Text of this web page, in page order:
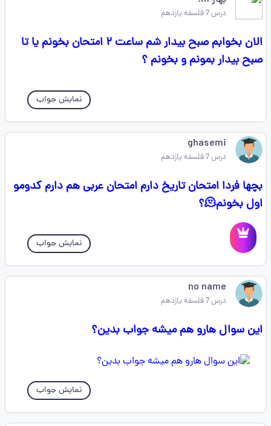
درس 7 فلسفه یازدهم
الان بخوابم صبح بیدار شم ساعت ۲ امتحان بخونم یا تا
صبح بیدار بمونم و بخونم ؟
نمایش جواب
ghasemi
درس 7 فلسفه یازدهم
بچها فردا امتحان تاریخ دارم امتحان عربی هم دارم کدومو
اول بخونم🫠؟
نمایش جواب
no name
درس 7 فلسفه یازدهم
این سوال هارو هم میشه جواب بدین؟
نمایش جواب